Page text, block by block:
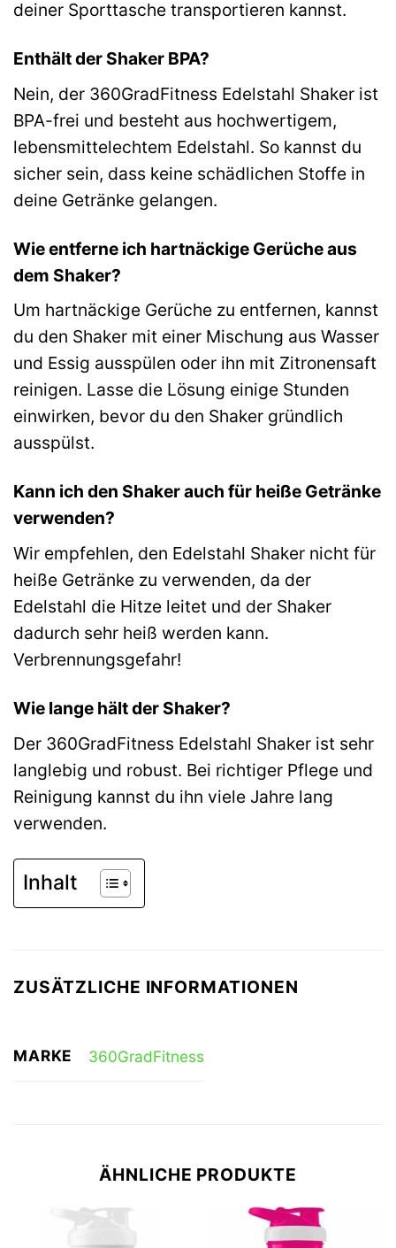
deiner Sporttasche transportieren kannst.
Enthält der Shaker BPA?
Nein, der 360GradFitness Edelstahl Shaker ist
BPA-frei und besteht aus hochwertigem,
lebensmittelechtem Edelstahl. So kannst du
sicher sein, dass keine schädlichen Stoffe in
deine Getränke gelangen.
Wie entferne ich hartnäckige Gerüche aus
dem Shaker?
Um hartnäckige Gerüche zu entfernen, kannst
du den Shaker mit einer Mischung aus Wasser
und Essig ausspülen oder ihn mit Zitronensaft
reinigen. Lasse die Lösung einige Stunden
einwirken, bevor du den Shaker gründlich
ausspülst.
Kann ich den Shaker auch für heiße Getränke
verwenden?
Wir empfehlen, den Edelstahl Shaker nicht für
heiße Getränke zu verwenden, da der
Edelstahl die Hitze leitet und der Shaker
dadurch sehr heiß werden kann.
Verbrennungsgefahr!
Wie lange hält der Shaker?
Der 360GradFitness Edelstahl Shaker ist sehr
langlebig und robust. Bei richtiger Pflege und
Reinigung kannst du ihn viele Jahre lang
verwenden.
Inhalt
ZUSÄTZLICHE INFORMATIONEN
MARKE 360GradFitness
ÄHNLICHE PRODUKTE